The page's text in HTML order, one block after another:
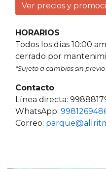
Ver precios y
HORARIOS
Todos los días 10:00
cerrado por
*Sujeto a cambios sin previo
Contacto
Línea directa:
WhatsApp:
Correo: